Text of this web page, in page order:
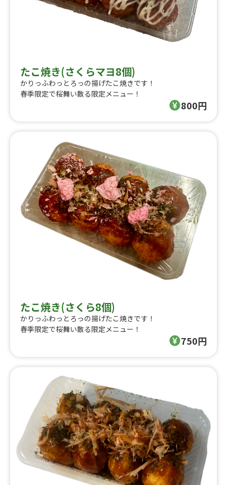
たこ焼き(さくらマヨ8個)
かりっふわっとろっの揚げたこ焼きです！
春季限定で桜舞い散る限定メニュー！
800円
たこ焼き(さくら8個)
かりっふわっとろっの揚げたこ焼きです！
春季限定で桜舞い散る限定メニュー！
750円